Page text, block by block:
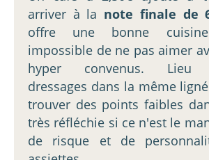
arriver à la note finale de
offre une bonne
impossible de ne pas aimer
hyper convenus. Lieu
dressages dans la même
trouver des points faibles
très réfléchie si ce n'est le
de risque et de